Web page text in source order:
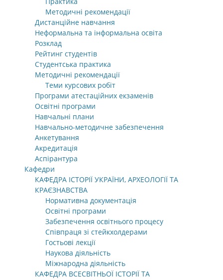
Методичні рекомендації
Дистанційне навчання
Неформальна та інформальна освіта
Розклад
Рейтинг студентів
Студентська практика
Методичні рекомендації
Теми курсових робіт
Програми атестаційних екзаменів
Освітні програми
Навчальні плани
Навчально-методичне забезпечення
Анкетування
Акредитація
Аспірантура
Кафедри
КАФЕДРА ІСТОРІЇ УКРАЇНИ, АРХЕОЛОГІЇ ТА
КРАЄЗНАВСТВА
Нормативна документація
Освітні програми
Забезпечення освітнього процесу
Співпраця зі стейкхолдерами
Гостьові лекції
Наукова діяльність
Міжнародна діяльність
КАФЕДРА ВСЕСВІТНЬОЇ ІСТОРІЇ ТА